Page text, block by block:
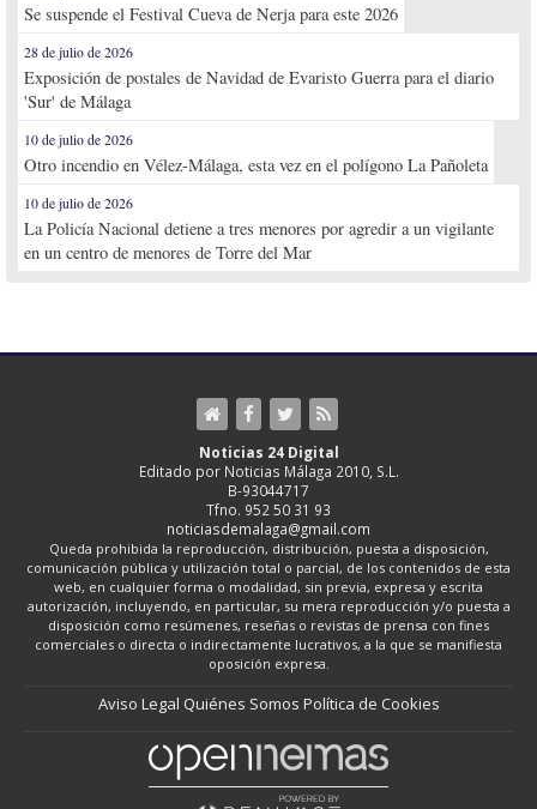
Se suspende el Festival Cueva de Nerja para este 2026
28 de julio de 2026
Exposición de postales de Navidad de Evaristo Guerra para el diario
'Sur' de Málaga
10 de julio de 2026
Otro incendio en Vélez-Málaga, esta vez en el polígono La Pañoleta
10 de julio de 2026
La Policía Nacional detiene a tres menores por agredir a un vigilante
en un centro de menores de Torre del Mar
Noticias 24 Digital
Editado por Noticias Málaga 2010, S.L.
B-93044717
Tfno. 952 50 31 93
noticiasdemalaga@gmail.com
Queda prohibida la reproducción, distribución, puesta a disposición,
comunicación pública y utilización total o parcial, de los contenidos de esta
web, en cualquier forma o modalidad, sin previa, expresa y escrita
autorización, incluyendo, en particular, su mera reproducción y/o puesta a
disposición como resúmenes, reseñas o revistas de prensa con fines
comerciales o directa o indirectamente lucrativos, a la que se manifiesta
oposición expresa.
Aviso Legal Quiénes Somos Política de Cookies